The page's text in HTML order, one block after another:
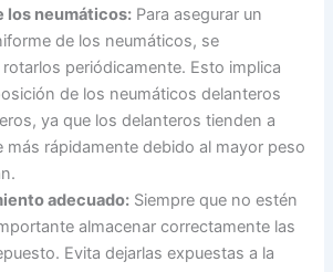
los neumáticos: Para asegurar un
de los neumáticos, se
periódicamente. Esto implica
de los neumáticos delanteros
ya que los delanteros tienden a
más rápidamente debido al mayor peso
adecuado: Siempre que no estén
almacenar correctamente las
Evita dejarlas expuestas a la